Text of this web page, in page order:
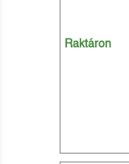
Raktáron